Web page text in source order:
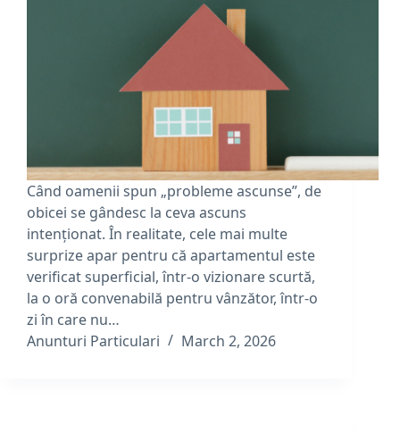
Când oamenii spun „probleme ascunse”, de
obicei se gândesc la ceva ascuns
intenționat. În realitate, cele mai multe
surprize apar pentru că apartamentul este
verificat superficial, într-o vizionare scurtă,
la o oră convenabilă pentru vânzător, într-o
zi în care nu…
Anunturi Particulari
March 2, 2026